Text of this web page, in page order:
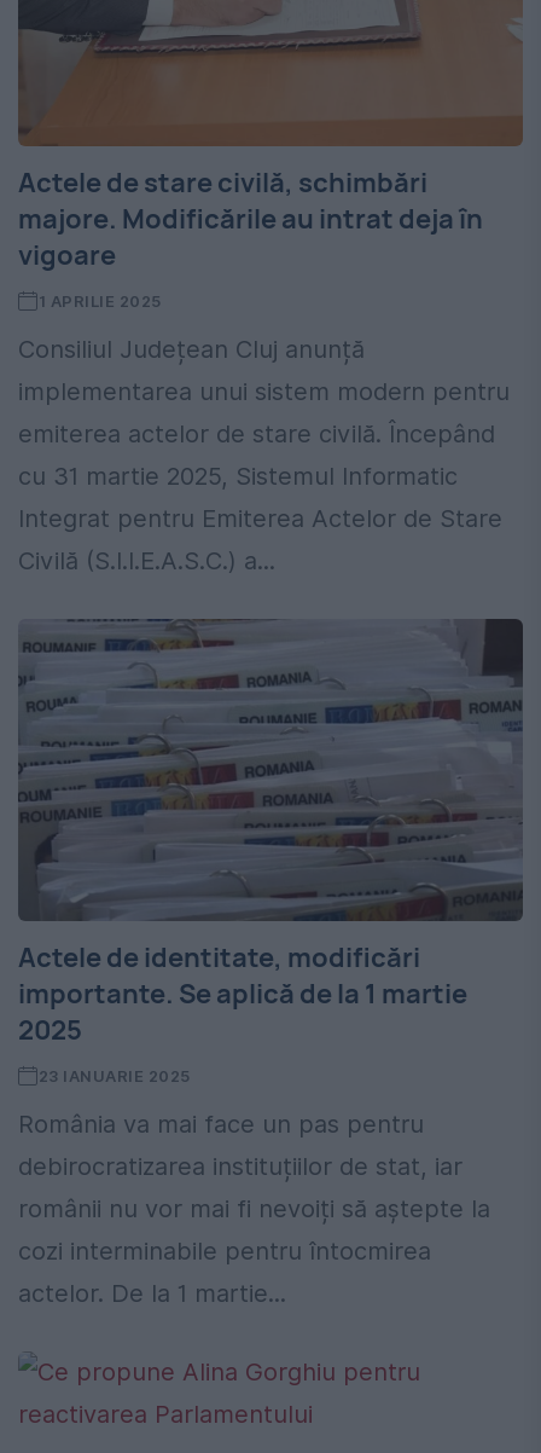
Actele de stare civilă, schimbări
majore. Modificările au intrat deja în
vigoare
1 APRILIE 2025
Consiliul Județean Cluj anunță
implementarea unui sistem modern pentru
emiterea actelor de stare civilă. Începând
cu 31 martie 2025, Sistemul Informatic
Integrat pentru Emiterea Actelor de Stare
Civilă (S.I.I.E.A.S.C.) a...
Actele de identitate, modificări
importante. Se aplică de la 1 martie
2025
23 IANUARIE 2025
România va mai face un pas pentru
debirocratizarea instituțiilor de stat, iar
românii nu vor mai fi nevoiți să aștepte la
cozi interminabile pentru întocmirea
actelor. De la 1 martie...